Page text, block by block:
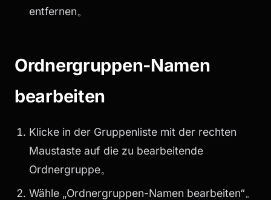
entfernen。
Ordnergruppen-Namen
bearbeiten
Klicke in der Gruppenliste mit der rechten
Maustaste auf die zu bearbeitende
Ordnergruppe。
Wähle „Ordnergruppen-Namen bearbeiten“。